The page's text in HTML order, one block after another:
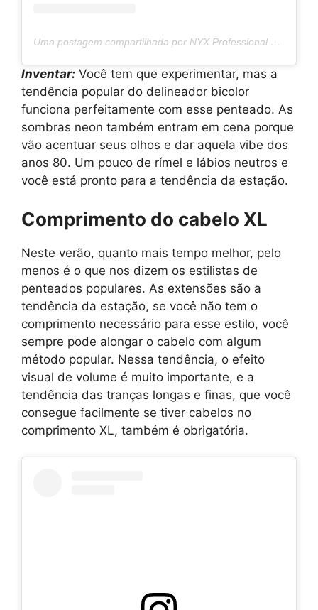
Uma postagem compartilhada por NYX Professional Makeup BG (@nyxcosmetics_bg)
Inventar: Você tem que experimentar, mas a
tendência popular do delineador bicolor
funciona perfeitamente com esse penteado. As
sombras neon também entram em cena porque
vão acentuar seus olhos e dar aquela vibe dos
anos 80. Um pouco de rímel e lábios neutros e
você está pronto para a tendência da estação.
Comprimento do cabelo XL
Neste verão, quanto mais tempo melhor, pelo
menos é o que nos dizem os estilistas de
penteados populares. As extensões são a
tendência da estação, se você não tem o
comprimento necessário para esse estilo, você
sempre pode alongar o cabelo com algum
método popular. Nessa tendência, o efeito
visual de volume é muito importante, e a
tendência das tranças longas e finas, que você
consegue facilmente se tiver cabelos no
comprimento XL, também é obrigatória.